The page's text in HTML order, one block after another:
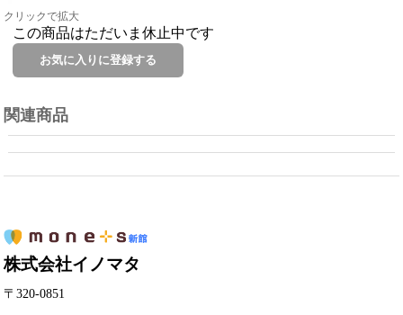
クリックで拡大
この商品はただいま休止中です
関連商品
株式会社イノマタ
〒320-0851